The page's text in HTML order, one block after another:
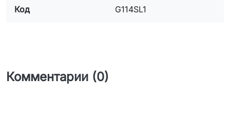
Код G114SL1
Комментарии (0)